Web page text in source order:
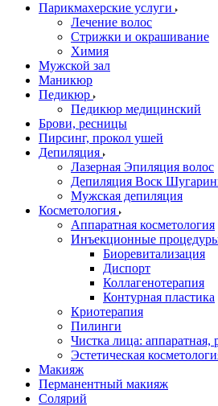
Парикмахерские услуги
Лечение волос
Стрижки и окрашивание
Химия
Мужской зал
Маникюр
Педикюр
Педикюр медицинский
Брови, ресницы
Пирсинг, прокол ушей
Депиляция
Лазерная Эпиляция волос
Депиляция Воск
Мужская депиляция
Косметология
Аппаратная косметология
Инъекционные
Биоревитализация
Диспорт
Коллагенотерапия
Контурная пластика
Криотерапия
Пилинги
Чистка лица: аппаратная,
Эстетическая
Макияж
Перманентный макияж
Солярий